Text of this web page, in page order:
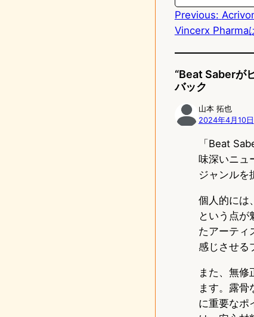
Previous:
Vincerx Pharma
“Beat Saberが
バック
山本 拓也
2024年4月10日
「Beat
味深いニュ
ジャンルを
個人的には
という点
たアーティ
感じさせる
また、無修
ます。露骨
に重要なポ